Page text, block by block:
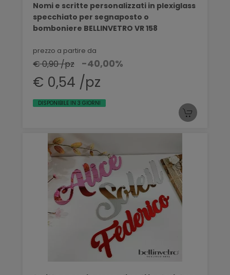
Nomi e scritte personalizzati in plexiglass
specchiato per segnaposto o
bomboniere BELLINVETRO VR 158
prezzo a partire da
€ 0,90 /pz -40,00%
€ 0,54 /pz
DISPONIBILE IN 3 GIORNI